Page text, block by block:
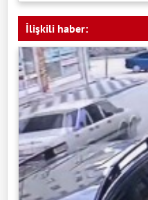
İlişkili haber: